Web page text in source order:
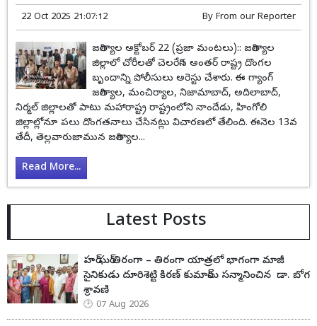
22 Oct 2025 21:07:12 By From our Reporter
జగిత్యాల అక్టోబర్ 22 (ప్రజా మంటలు):: జగిత్యాల
జిల్లాలో చోరీలతో చెలరేగిన అంతర్ రాష్ట్ర దొంగల
బృందాన్ని పోలీసులు అరెస్టు చేశారు. ఈ గ్యాంగ్
జగిత్యాల, మంచిర్యాల, నిజామాబాద్, అదిలాబాద్,
నిర్మల్ జిల్లాలతో పాటు మహారాష్ట్ర రాష్ట్రంలోని నాందేడు, హింగోలి
జిల్లాల్లోనూ పలు దొంగతనాలు చేసినట్లు విచారణలో తేలింది. ఈనెల 13వ
తేదీ, తెల్లవారుజామున జగిత్యాల...
Read More...
Latest Posts
హర్ ఘర్ తిరంగా – తిరంగా యాత్రలో భాగంగా మాజీ
సైనికుడు దూరిశెట్టి కిరణ్ కుమార్‌ను సన్మానించిన డా. బోగ
శ్రావణి
07 Aug 2026